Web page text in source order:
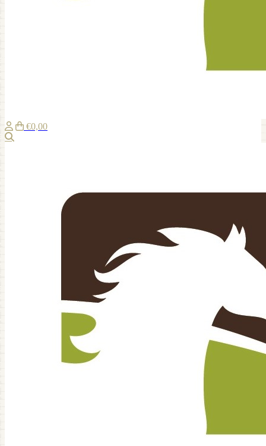
€0,00